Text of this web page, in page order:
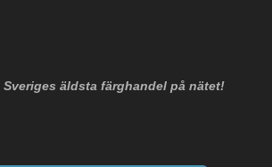
äldsta färghandel på nätet!